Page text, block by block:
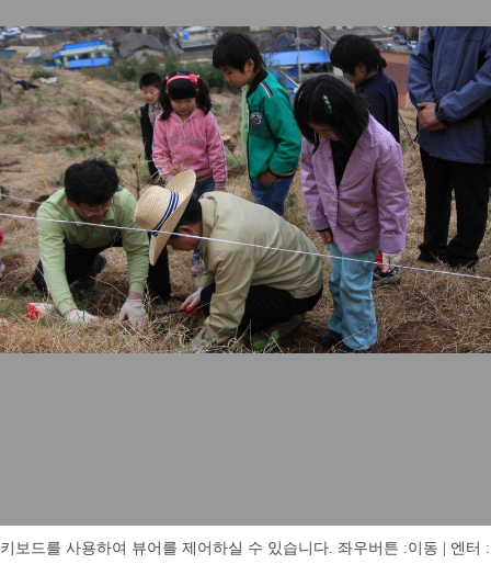
키보드를 사용하여 뷰어를 제어하실 수 있습니다. 좌우버튼 :이동 | 엔터